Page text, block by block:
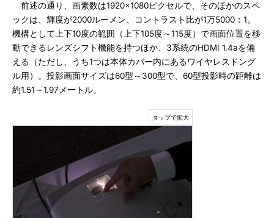
前述の通り、画素数は1920×1080ピクセルで、そのほかのスペ
ックは、輝度が2000ルーメン、コントラスト比が1万5000：1。
機構として上下10度の範囲（上下105度～115度）で画面位置を移
動できるレンズシフト機能を持つほか、3系統のHDMI 1.4aを備
える（ただし、うち1つは本体カバー内にあるワイヤレスドング
ル用）。投影画面サイズは60型～300型で、60型投影時の距離は
約1.51～1.97メートル。